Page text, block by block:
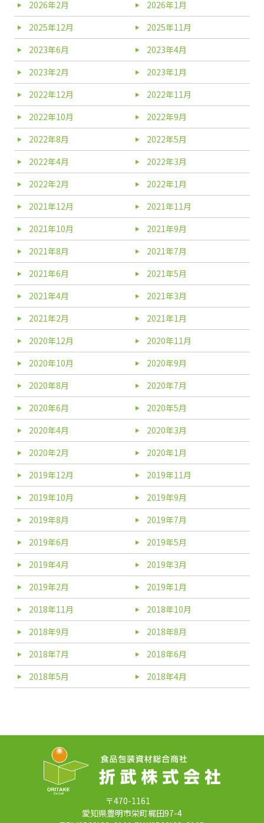
2026年2月
2026年1月
2025年12月
2025年11月
2023年6月
2023年4月
2023年2月
2023年1月
2022年12月
2022年11月
2022年10月
2022年9月
2022年8月
2022年5月
2022年4月
2022年3月
2022年2月
2022年1月
2021年12月
2021年11月
2021年10月
2021年9月
2021年8月
2021年7月
2021年6月
2021年5月
2021年4月
2021年3月
2021年2月
2021年1月
2020年12月
2020年11月
2020年10月
2020年9月
2020年8月
2020年7月
2020年6月
2020年5月
2020年4月
2020年3月
2020年2月
2020年1月
2019年12月
2019年11月
2019年10月
2019年9月
2019年8月
2019年7月
2019年6月
2019年5月
2019年4月
2019年3月
2019年2月
2019年1月
2018年11月
2018年10月
2018年9月
2018年8月
2018年7月
2018年6月
2018年5月
2018年4月
〒470-1161
愛知県豊明市栄町梶田97-4